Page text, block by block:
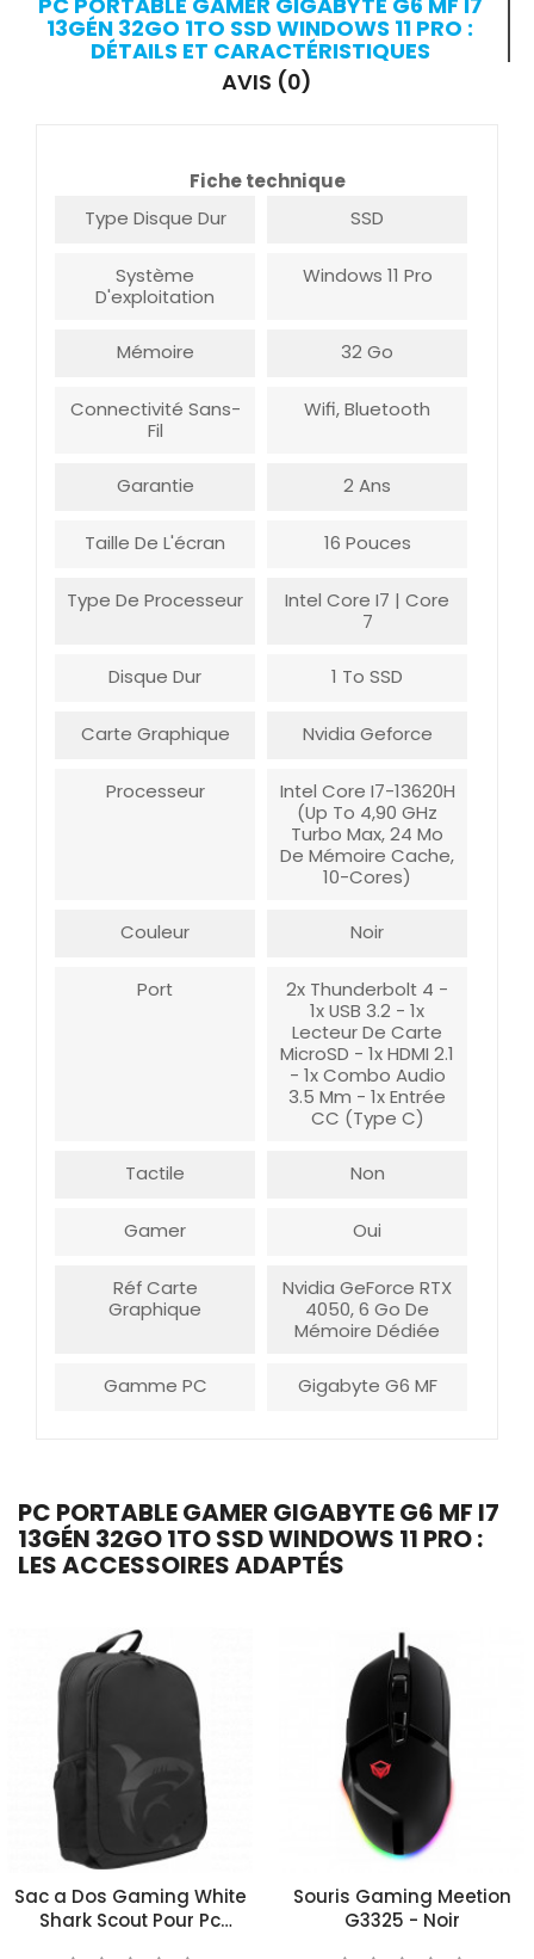
13GÉN 32GO 1TO SSD WINDOWS 11 PRO :
DÉTAILS ET CARACTÉRISTIQUES
AVIS (0)
Fiche technique
Type Disque Dur
SSD
Système
D'exploitation
Windows 11 Pro
Mémoire 32 Go
Connectivité Sans-
Fil
Wifi, Bluetooth
Garantie 2 Ans
Taille De L'écran 16 Pouces
Type De Processeur
Intel Core I7 | Core
7
Disque Dur 1 To SSD
Carte Graphique Nvidia Geforce
Processeur
Intel Core I7-13620H
(up To 4,90 GHz
Turbo Max, 24 Mo
De Mémoire Cache,
10-Cores)
Couleur Noir
Port
2x Thunderbolt 4 -
1x USB 3.2 - 1x
Lecteur De Carte
MicroSD - 1x HDMI 2.1
- 1x Combo Audio
3.5 Mm - 1x Entrée
CC (Type C)
Tactile Non
Gamer Oui
Réf Carte
Graphique
Nvidia GeForce RTX
4050, 6 Go De
Mémoire Dédiée
Gamme PC Gigabyte G6 MF
PC PORTABLE GAMER GIGABYTE G6 MF I7
13GÉN 32GO 1TO SSD WINDOWS 11 PRO :
LES ACCESSOIRES ADAPTÉS
Sac a Dos Gaming White
Shark Scout Pour Pc
Souris Gaming Meetion
G3325 - Noir